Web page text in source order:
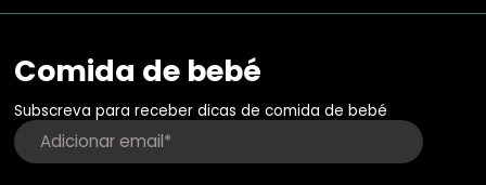
Comida de bebé
Subscreva para receber dicas de comida de bebé